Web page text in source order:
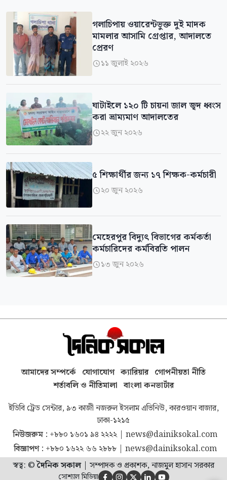
গলাচিপায় ওয়ারেন্টভুক্ত দুই মাদক
মামলার আসামি গ্রেপ্তার, আদালতে
প্রেরণ
১১ জুলাই ২০২৬
ঘাটাইলে ১২০ টি চায়না জাল জ্বদ ধ্বংস
করা ভ্রাম্যমাণ আদালতের
২২ জুন ২০২৬
৫ শিক্ষার্থীর জন্য ১৭ শিক্ষক-কর্মচারী
২০ জুন ২০২৬
মেহেরপুর বিদ্যুৎ বিভাগের কর্মকর্তা
কর্মচারিদের কর্মবিরতি পালন
১৩ জুন ২০২৬
আমাদের সম্পর্কে যোগাযোগ ক্যারিয়ার গোপনীয়তা নীতি
শর্তাবলি ও নীতিমালা বাংলা কনভার্টার
ইডিবি ট্রেড সেন্টার, ৯৩ কাজী নজরুল ইসলাম এভিনিউ, কারওয়ান বাজার,
ঢাকা-১২১৫
নিউজরুম : +৮৮০ ১৬০১ ৯৪ ২২২২| news@dainiksokal.com
বিজ্ঞাপণ : +৮৮০ ১৬২২ ৬৬ ২৮৮৮| news@dainiksokal.com
স্বত্ব: ©দৈনিক সকাল| সম্পাদক ও প্রকাশক, নাজমুল হাসান সরকার
সোশ্যাল মিডিয়া     